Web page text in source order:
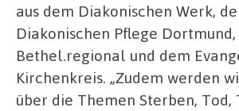
aus dem Diakonischen Werk,
Diakonischen Pflege Dortmund,
Bethel.regional und dem
Kirchenkreis. „Zudem werden
über die Themen Sterben, Tod,